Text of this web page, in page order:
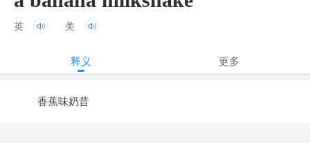
英 美
释义 更多
香蕉味奶昔